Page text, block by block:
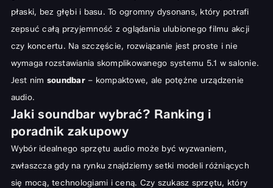
płaski, bez głębi i basu. To ogromny dysonans, który potrafi
zepsuć całą przyjemność z oglądania ulubionego filmu akcji
czy koncertu. Na szczęście, rozwiązanie jest proste i nie
wymaga rozstawiania skomplikowanego systemu 5.1 w salonie.
Jest nim soundbar– kompaktowe, ale potężne urządzenie
audio.
Jaki soundbar wybrać? Ranking i
poradnik zakupowy
Wybór idealnego sprzętu audio może być wyzwaniem,
zwłaszcza gdy na rynku znajdziemy setki modeli różniących
się mocą, technologiami i ceną. Czy szukasz sprzętu, który